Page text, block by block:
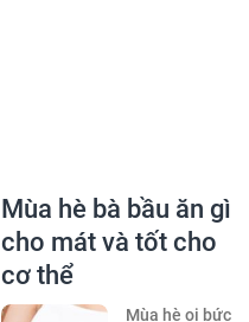
Mùa hè bà bầu ăn gì
cho mát và tốt cho
cơ thể
Mùa hè oi bức